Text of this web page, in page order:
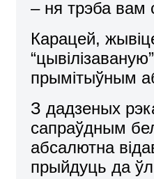
– ня трэба вам
Карацей,
прымітыўным
З дадзеных
сапраўдным
абсалютна
прыйдуць да